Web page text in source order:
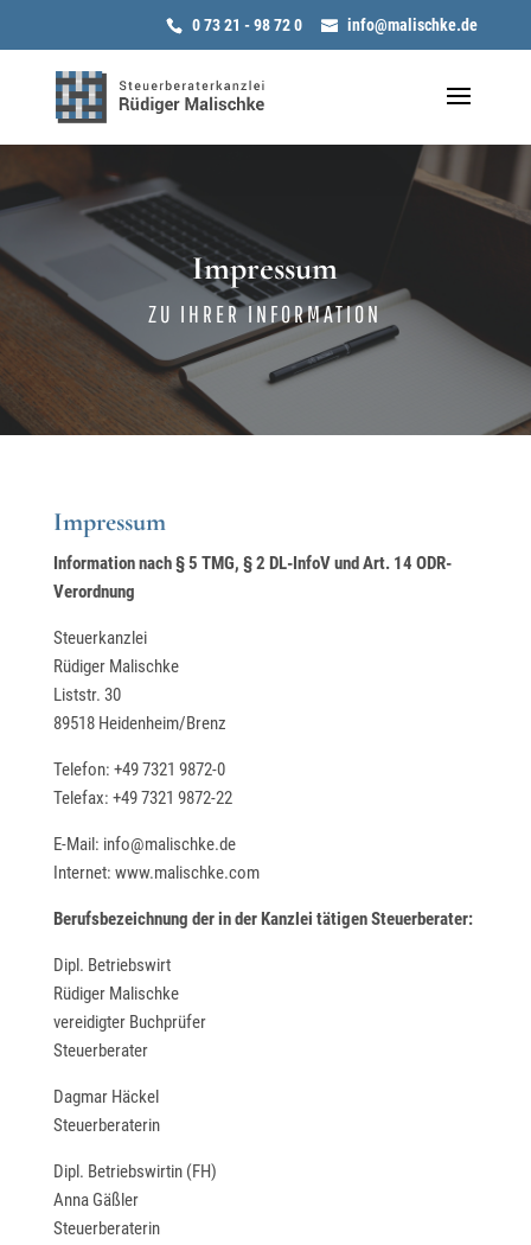
0 73 21 - 98 72 0 info@malischke.de
Impressum
ZU IHRER INFORMATION
Impressum
Information nach § 5 TMG, § 2 DL-InfoV und Art. 14 ODR-
Verordnung
Steuerkanzlei
Rüdiger Malischke
Liststr. 30
89518 Heidenheim/Brenz
Telefon: +49 7321 9872-0
Telefax: +49 7321 9872-22
E-Mail: info@malischke.de
Internet: www.malischke.com
Berufsbezeichnung der in der Kanzlei tätigen Steuerberater:
Dipl. Betriebswirt
Rüdiger Malischke
vereidigter Buchprüfer
Steuerberater
Dagmar Häckel
Steuerberaterin
Dipl. Betriebswirtin (FH)
Anna Gäßler
Steuerberaterin